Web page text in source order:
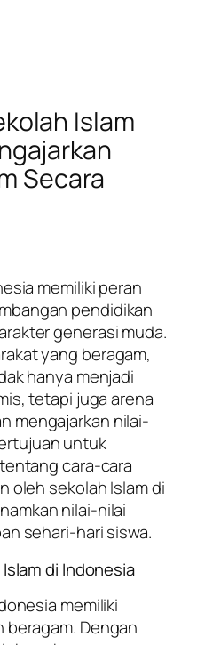
Islam
Secara
memiliki peran
pendidikan
generasi muda.
yang beragam,
hanya menjadi
tetapi juga arena
mengajarkan nilai-
untuk
cara-cara
oleh sekolah Islam di
nilai-nilai
sehari-hari siswa.
di Indonesia
memiliki
beragam. Dengan